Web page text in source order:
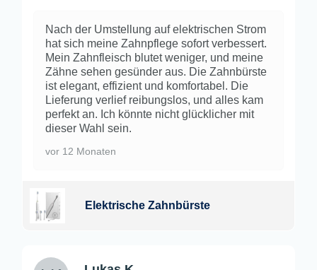
Nach der Umstellung auf elektrischen Strom
hat sich meine Zahnpflege sofort verbessert.
Mein Zahnfleisch blutet weniger, und meine
Zähne sehen gesünder aus. Die Zahnbürste
ist elegant, effizient und komfortabel. Die
Lieferung verlief reibungslos, und alles kam
perfekt an. Ich könnte nicht glücklicher mit
dieser Wahl sein.
vor 12 Monaten
Elektrische Zahnbürste